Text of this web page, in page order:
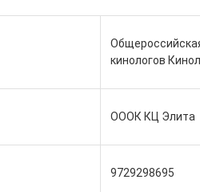
кинологов
ОООК КЦ Элита
9729298695